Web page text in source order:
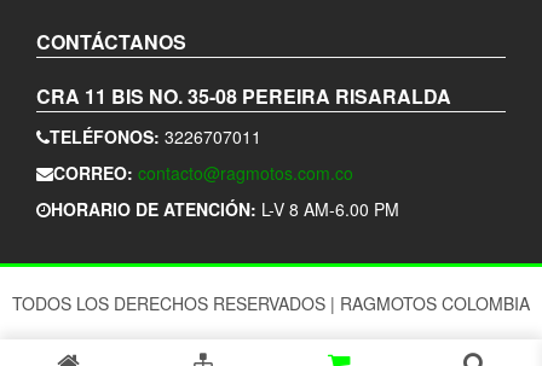
CONTÁCTANOS
CRA 11 BIS NO. 35-08 PEREIRA RISARALDA
TELÉFONOS: 3226707011
CORREO: contacto@ragmotos.com.co
HORARIO DE ATENCIÓN: L-V 8 AM-6.00 PM
TODOS LOS DERECHOS RESERVADOS | RAGMOTOS COLOMBIA